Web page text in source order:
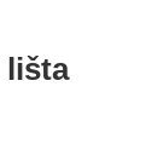
lišta